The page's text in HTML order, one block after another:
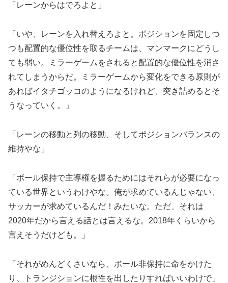
「レーンからはでろよと」
「いや、レーンを入れ替えろよと。ポジションを固定しつ
つも配置的な優位性を取るチームは、マンマークにどうし
ても弱い。ミラーゲームをされると配置的な優位性を消さ
れてしまうからだ。ミラーゲームから変化をできる原則が
あればイタチゴッコのようになるけれど、突き詰めるとそ
うなっていく。」
「レーンの移動と列の移動、そしてポジションバランスの
維持やな」
「ボール保持で主導権を握るためにはそれらが必要になっ
ている世界というわけやな。俺が求めているんじゃない、
サッカーが求めているんだ！みたいな。ただ、それは
2020年だから言える話とは言えるな。2018年くらいから
言えそうだけども。」
「それがめんどくさいなら、ボール非保持に命をかけた
り、トランジションに根性を出したりすればいいわけで」